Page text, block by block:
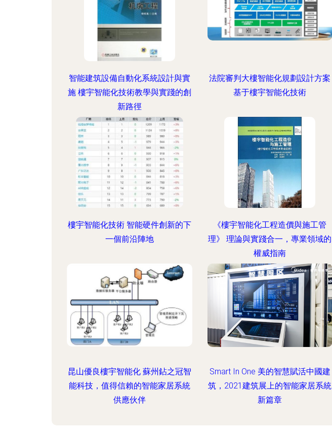
智能建筑設備自動化系統設計與實
施 樓宇智能化技術教學與實踐的創
新路徑
法院審判大樓智能化規劃設計方案
基于樓宇智能化技術
樓宇智能化技術 智能硬件創新的下
一個前沿陣地
《樓宇智能化工程造價與施工管
理》 理論與實踐合一，專業領域的
權威指南
昆山優良樓宇智能化 蘇州鉆之冠智
能科技，值得信賴的智能家居系統
供應伙伴
Smart In One 美的智慧賦活中國建
筑，2021建筑展上的智能家居系統
新篇章